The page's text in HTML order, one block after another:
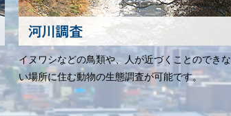
イヌワシなどの鳥類や、人が近づくことのできな
い場所に住む動物の生態調査が可能です。